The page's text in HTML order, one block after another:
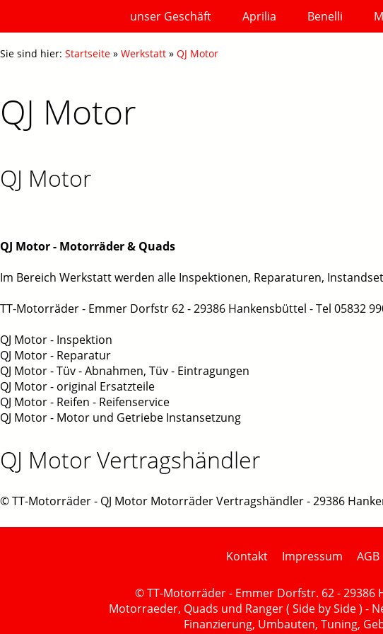
unser Geschäft Aprilia Benelli
Sie sind hier: Startseite » Werkstatt » QJ Motor
QJ Motor
QJ Motor
QJ Motor - Motorräder & Quads
Im Bereich Werkstatt werden alle Inspektionen, Reparaturen,
TT-Motorräder - Emmer Dorfstr 62 - 29386 Hankensbüttel - Tel 05832
QJ Motor - Inspektion
QJ Motor - Reparatur
QJ Motor - Tüv - Abnahmen, Tüv - Eintragungen
QJ Motor - original Ersatzteile
QJ Motor - Reifen - Reifenservice
QJ Motor - Motor und Getriebe Instansetzung
QJ Motor Vertragshändler
© TT-Motorräder - QJ Motor Motorräder Vertragshändler - 29386
Kontakt Impressum AGB
© TT-Motorräder - Emmer Dorfstr. 62 - 29386
Motorraeder, Quads und Ranger ( Side by Side ) -
Finanzierung, Umbauten, Tuning,